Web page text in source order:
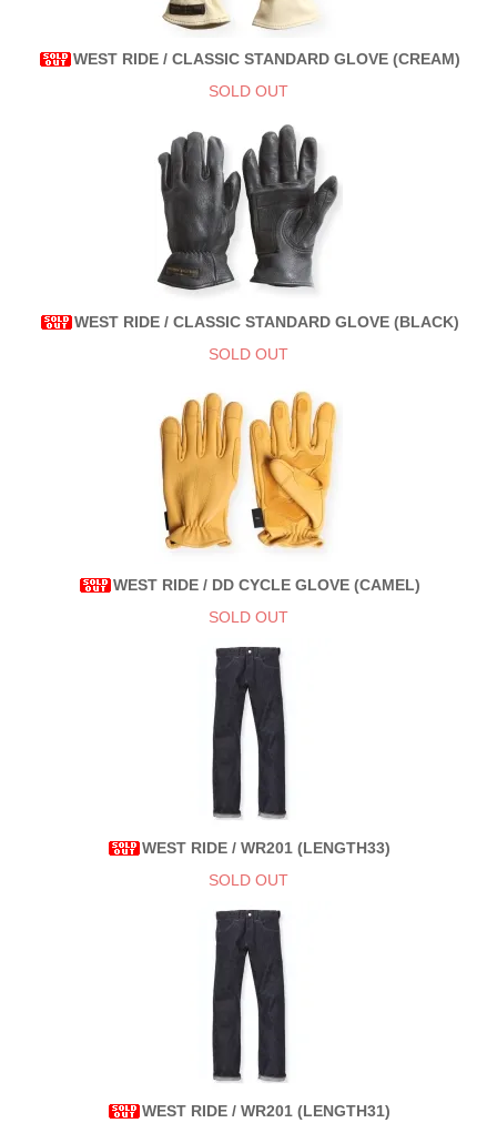
WEST RIDE / CLASSIC STANDARD GLOVE (CREAM)
SOLD OUT
WEST RIDE / CLASSIC STANDARD GLOVE (BLACK)
SOLD OUT
WEST RIDE / DD CYCLE GLOVE (CAMEL)
SOLD OUT
WEST RIDE / WR201 (LENGTH33)
SOLD OUT
WEST RIDE / WR201 (LENGTH31)